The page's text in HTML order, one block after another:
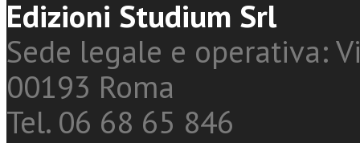
Edizioni Studium Srl
Sede legale e operativa:
00193 Roma
Tel. 06 68 65 846